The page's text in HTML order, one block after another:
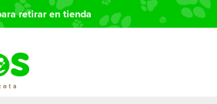
retirar en tienda